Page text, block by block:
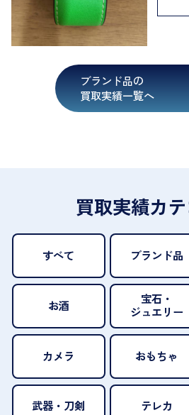
ブランド品の
買取実績一覧へ
買取実績カ
すべて ブランド品
お酒
宝石・
ジュエリー
カメラ おもちゃ
武器・刀剣 テレカ